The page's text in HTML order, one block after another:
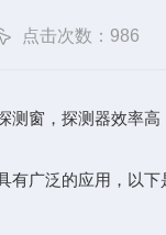
点击次数：986
，探测器效率高
广泛的应用，以下